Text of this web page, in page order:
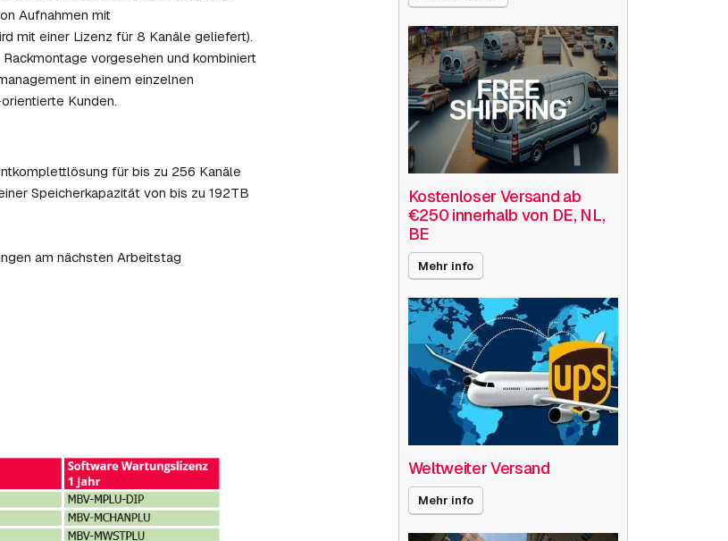
Aufnahmen mit
mit einer Lizenz für 8 Kanäle geliefert).
vorgesehen und kombiniert
in einem einzelnen
Kunden.
für bis zu 256 Kanäle
Speicherkapazität von bis zu 192TB
am nächsten Arbeitstag
Kostenloser Versand ab
€250 innerhalb von DE, NL,
BE
Mehr info
Weltweiter Versand
Mehr info